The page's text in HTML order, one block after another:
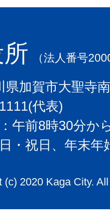
（法人番号
県加賀市大聖寺
代表)
午前8時30分か
・祝日、年末
(c) 2020 Kaga City.